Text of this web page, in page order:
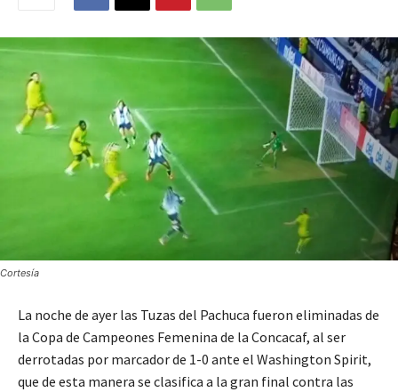
Cortesía
La noche de ayer las Tuzas del Pachuca fueron eliminadas de
la Copa de Campeones Femenina de la Concacaf, al ser
derrotadas por marcador de 1-0 ante el Washington Spirit,
que de esta manera se clasifica a la gran final contra las